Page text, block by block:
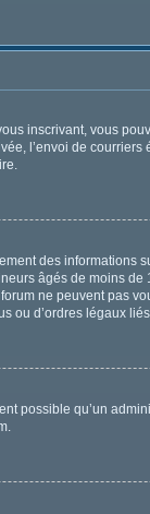
inscrivant, vous
l’envoi de courriers
des informations
âgés de moins de
ne peuvent pas
ou d’ordres légaux
possible qu’un